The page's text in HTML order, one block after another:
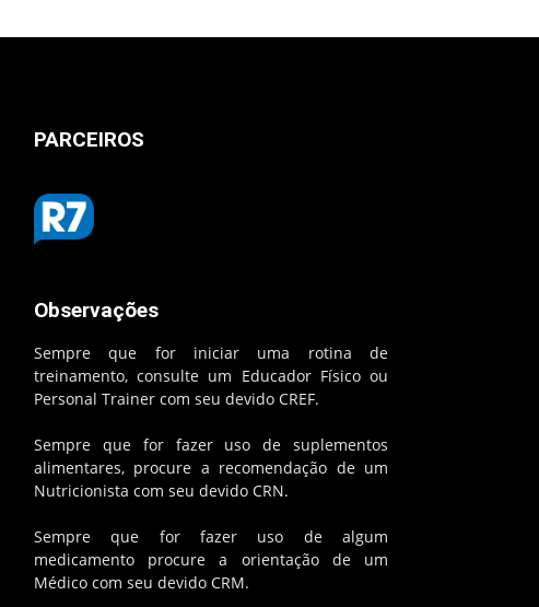
PARCEIROS
Observações
Sempre que for iniciar uma rotina de
treinamento, consulte um Educador Físico ou
Personal Trainer com seu devido CREF.
Sempre que for fazer uso de suplementos
alimentares, procure a recomendação de um
Nutricionista com seu devido CRN.
Sempre que for fazer uso de algum
medicamento procure a orientação de um
Médico com seu devido CRM.